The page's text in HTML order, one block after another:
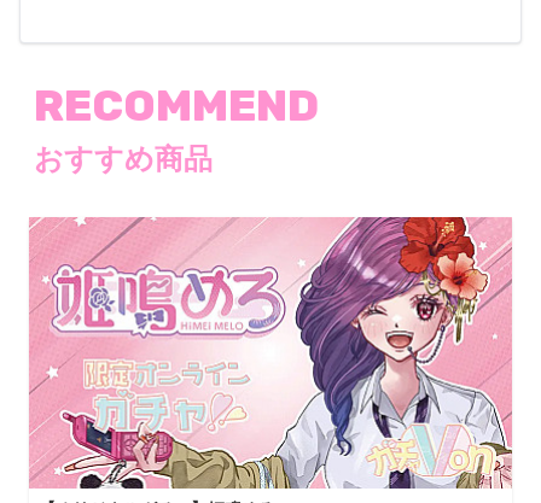
RECOMMEND
おすすめ商品